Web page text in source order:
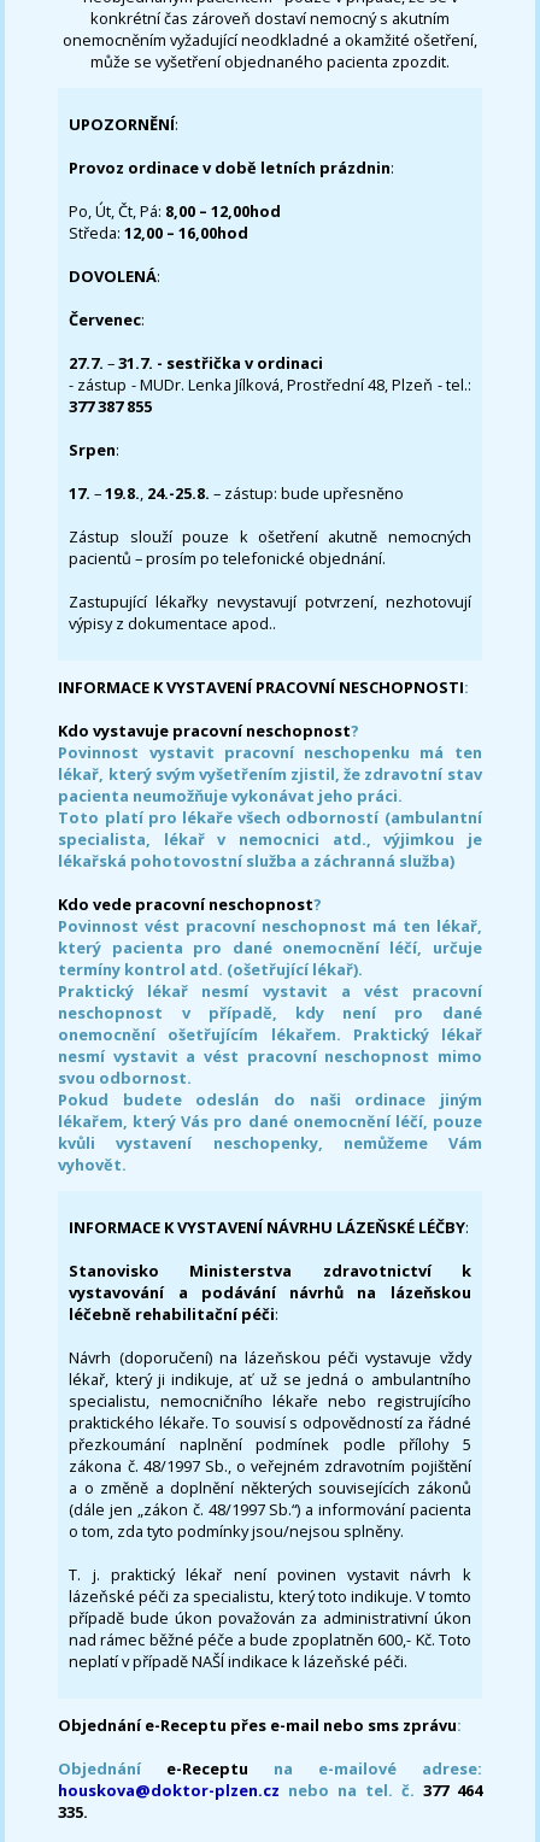
konkrétní čas zároveň dostaví nemocný s akutním
onemocněním vyžadující neodkladné a okamžité ošetření,
může se vyšetření objednaného pacienta zpozdit.
UPOZORNĚNÍ:
Provoz ordinace v době letních prázdnin:
Po, Út, Čt, Pá: 8,00 – 12,00hod
Středa:12,00 – 16,00hod
DOVOLENÁ:
Červenec:
27.7.–31.7. - sestřička v ordinaci
- zástup - MUDr. Lenka Jílková, Prostřední 48, Plzeň - tel.:
377 387 855
Srpen:
17. –19.8., 24.-25.8. – zástup: bude upřesněno
Zástup slouží pouze k ošetření akutně nemocných
pacientů – prosím po telefonické objednání.
Zastupující lékařky nevystavují potvrzení, nezhotovují
výpisy z dokumentace apod..
INFORMACE K VYSTAVENÍ PRACOVNÍ NESCHOPNOSTI:
Kdo vystavuje pracovní neschopnost?
Povinnost vystavit pracovní neschopenku má ten
lékař, který svým vyšetřením zjistil, že zdravotní stav
pacienta neumožňuje vykonávat jeho práci.
Toto platí pro lékaře všech odborností (ambulantní
specialista, lékař v nemocnici atd., výjimkou je
lékařská pohotovostní služba a záchranná služba)
Kdo vede pracovní neschopnost?
Povinnost vést pracovní neschopnost má ten lékař,
který pacienta pro dané onemocnění léčí, určuje
termíny kontrol atd. (ošetřující lékař).
Praktický lékař nesmí vystavit a vést pracovní
neschopnost v případě, kdy není pro dané
onemocnění ošetřujícím lékařem. Praktický lékař
nesmí vystavit a vést pracovní neschopnost mimo
svou odbornost.
Pokud budete odeslán do naši ordinace jiným
lékařem, který Vás pro dané onemocnění léčí, pouze
kvůli vystavení neschopenky, nemůžeme Vám
vyhovět.
INFORMACE K VYSTAVENÍ NÁVRHU LÁZEŇSKÉ LÉČBY:
Stanovisko Ministerstva zdravotnictví k
vystavování a podávání návrhů na lázeňskou
léčebně rehabilitační péči:
Návrh (doporučení) na lázeňskou péči vystavuje vždy
lékař, který ji indikuje, ať už se jedná o ambulantního
specialistu, nemocničního lékaře nebo registrujícího
praktického lékaře. To souvisí s odpovědností za řádné
přezkoumání naplnění podmínek podle přílohy 5
zákona č. 48/1997 Sb., o veřejném zdravotním pojištění
a o změně a doplnění některých souvisejících zákonů
(dále jen „zákon č. 48/1997 Sb.“) a informování pacienta
o tom, zda tyto podmínky jsou/nejsou splněny.
T. j. praktický lékař není povinen vystavit návrh k
lázeňské péči za specialistu, který toto indikuje. V tomto
případě bude úkon považován za administrativní úkon
nad rámec běžné péče a bude zpoplatněn 600,- Kč. Toto
neplatí v případě NAŠÍ indikace k lázeňské péči.
Objednání e-Receptu přes e-mail nebo sms zprávu:
Objednání e-Receptu na e-mailové adrese:
houskova@doktor-plzen.cz nebo na tel. č. 377 464
335.